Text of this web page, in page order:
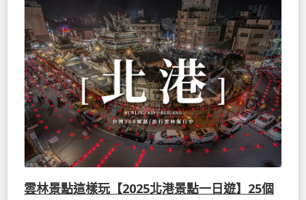
雲林景點這樣玩【2025北港景點一日遊】25個